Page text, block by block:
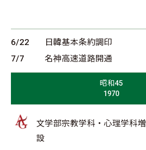
6/22
日韓基本条約調印
7/7
名神高速道路開通
昭和45
1970
文学部宗教学科・心理学科増
設